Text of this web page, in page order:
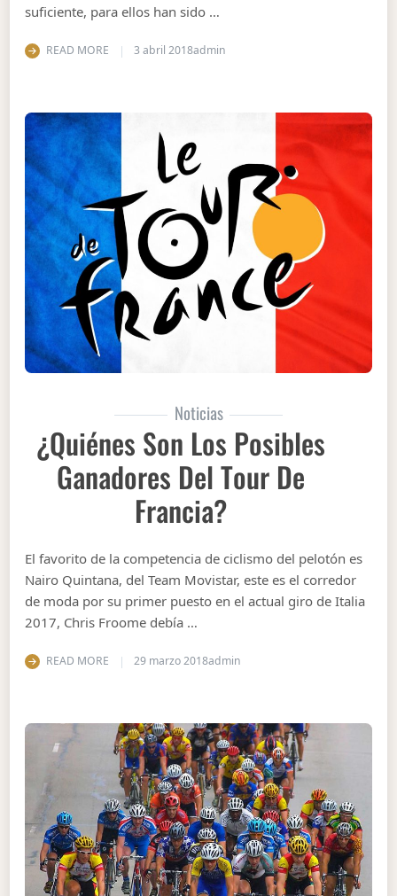
suficiente, para ellos han sido …
READ MORE 3 abril 2018admin
Noticias
¿Quiénes Son Los Posibles
Ganadores Del Tour De
Francia?
El favorito de la competencia de ciclismo del pelotón es
Nairo Quintana, del Team Movistar, este es el corredor
de moda por su primer puesto en el actual giro de Italia
2017, Chris Froome debía …
READ MORE 29 marzo 2018admin